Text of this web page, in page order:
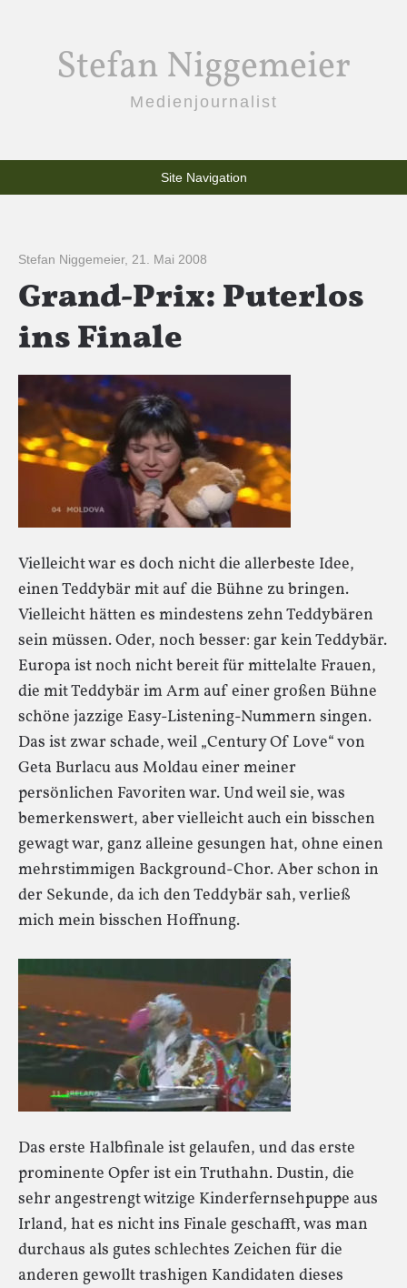
Stefan Niggemeier
Medienjournalist
Site Navigation
Stefan Niggemeier, 21. Mai 2008
Grand-Prix: Puterlos
ins Finale
Vielleicht war es doch nicht die allerbeste Idee,
einen Teddybär mit auf die Bühne zu bringen.
Vielleicht hätten es mindestens zehn Teddybären
sein müssen. Oder, noch besser: gar kein Teddybär.
Europa ist noch nicht bereit für mittelalte Frauen,
die mit Teddybär im Arm auf einer großen Bühne
schöne jazzige Easy-Listening-Nummern singen.
Das ist zwar schade, weil „Century Of Love“ von
Geta Burlacu aus Moldau einer meiner
persönlichen Favoriten war. Und weil sie, was
bemerkenswert, aber vielleicht auch ein bisschen
gewagt war, ganz alleine gesungen hat, ohne einen
mehrstimmigen Background-Chor. Aber schon in
der Sekunde, da ich den Teddybär sah, verließ
mich mein bisschen Hoffnung.
Das erste Halbfinale ist gelaufen, und das erste
prominente Opfer ist ein Truthahn. Dustin, die
sehr angestrengt witzige Kinderfernsehpuppe aus
Irland, hat es nicht ins Finale geschafft, was man
durchaus als gutes schlechtes Zeichen für die
anderen gewollt trashigen Kandidaten dieses